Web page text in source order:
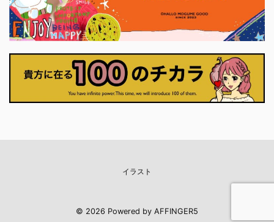
さく ...
イラスト
© 2026 Powered by AFFINGER5